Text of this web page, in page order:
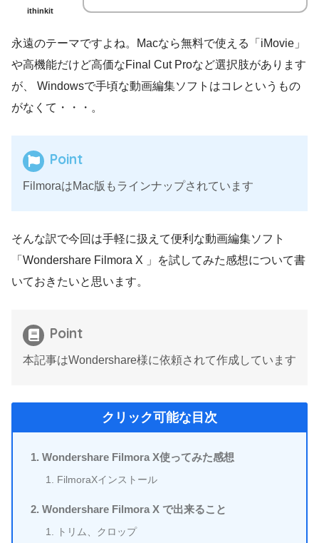
ithinkit
永遠のテーマですよね。Macなら無料で使える「iMovie」
や高機能だけど高価なFinal Cut Proなど選択肢があります
が、 Windowsで手頃な動画編集ソフトはコレというもの
がなくて・・・。
Point
FilmoraはMac版もラインナップされています
そんな訳で今回は手軽に扱えて便利な動画編集ソフト
「Wondershare Filmora X 」を試してみた感想について書
いておきたいと思います。
Point
本記事はWondershare様に依頼されて作成しています
クリック可能な目次
Wondershare Filmora X使ってみた感想
FilmoraXインストール
Wondershare Filmora X で出来ること
トリム、クロップ